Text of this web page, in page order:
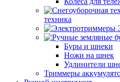
техника
Буры и шнеки
Ножи на шнек
Удлинители
Триммеры